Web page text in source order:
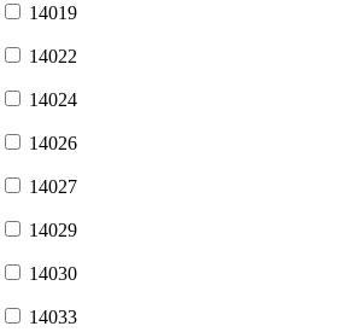
14019
14022
14024
14026
14027
14029
14030
14033